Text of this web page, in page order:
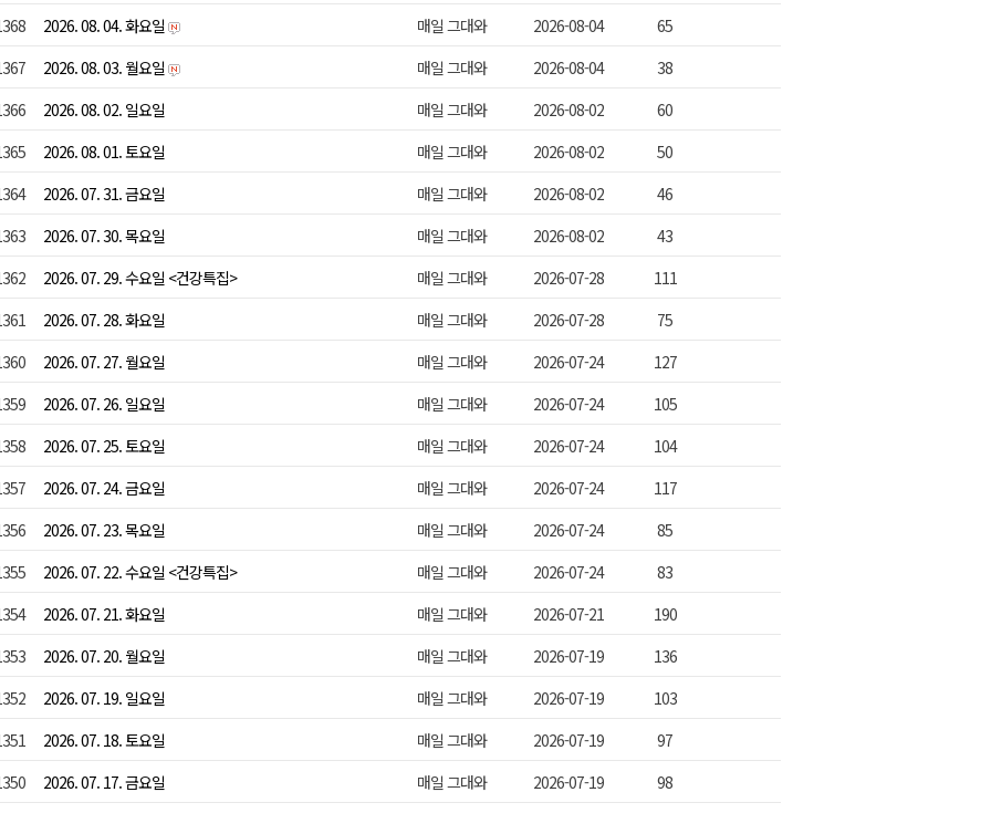
2026. 08. 04. 화요일 매일 그대와 2026-08-04
65
2026. 08. 03. 월요일 매일 그대와 2026-08-04
38
2026. 08. 02. 일요일 매일 그대와 2026-08-02
60
2026. 08. 01. 토요일 매일 그대와 2026-08-02
50
2026. 07. 31. 금요일 매일 그대와 2026-08-02
46
2026. 07. 30. 목요일 매일 그대와 2026-08-02
43
2026. 07. 29. 수요일 <건강특집> 매일 그대와 2026-07-28
111
2026. 07. 28. 화요일 매일 그대와 2026-07-28
75
2026. 07. 27. 월요일 매일 그대와 2026-07-24
127
2026. 07. 26. 일요일 매일 그대와 2026-07-24
105
2026. 07. 25. 토요일 매일 그대와 2026-07-24
104
2026. 07. 24. 금요일 매일 그대와 2026-07-24
117
2026. 07. 23. 목요일 매일 그대와 2026-07-24
85
2026. 07. 22. 수요일 <건강특집> 매일 그대와 2026-07-24
83
2026. 07. 21. 화요일 매일 그대와 2026-07-21
190
2026. 07. 20. 월요일 매일 그대와 2026-07-19
136
2026. 07. 19. 일요일 매일 그대와 2026-07-19
103
2026. 07. 18. 토요일 매일 그대와 2026-07-19
97
2026. 07. 17. 금요일 매일 그대와 2026-07-19 98